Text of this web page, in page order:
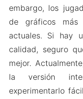
embargo, los
de gráficos más
actuales. Si hay
calidad, seguro
mejor.
la versión
experimentarlo